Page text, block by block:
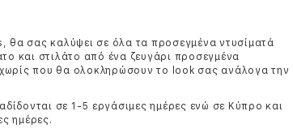
θα σας καλύψει σε όλα τα προσεγμένα ντυσίματά
και στιλάτο από ένα ζευγάρι προσεγμένα
που θα ολοκληρώσουν το look σας ανάλογα την
σε 1-5 εργάσιμες ημέρες ενώ σε Κύπρο και
ημέρες.